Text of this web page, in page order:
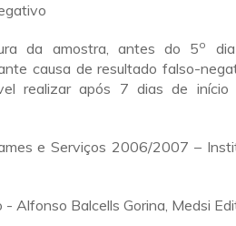
da amostra, antes do 5o
causa de resultado falso-
realizar após 7 dias de início
e Serviços 2006/2007 –
Alfonso Balcells Gorina, Medsi